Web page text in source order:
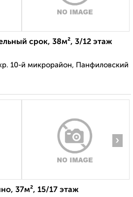
срок, 38м², 3/12 этаж
10-й микрорайон, Панфиловский
›
37м², 15/17 этаж